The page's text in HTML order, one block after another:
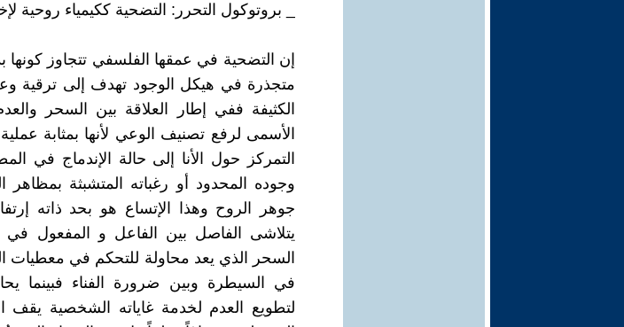
_ بروتوكول التحرر: التضحية ككيمياء روحية
إن التضحية في عمقها الفلسفي تتجاوز كونها
متجذرة في هيكل الوجود تهدف إلى ترقية
الكثيفة ففي إطار العلاقة بين السحر
الأسمى لرفع تصنيف الوعي لأنها بمثابة
التمركز حول الأنا إلى حالة الإندماج في
وجوده المحدود أو رغباته المتشبثة
جوهر الروح وهذا الإتساع هو بحد ذاته
يتلاشى الفاصل بين الفاعل و المفعول
السحر الذي يعد محاولة للتحكم في معطيات
في السيطرة وبين ضرورة الفناء فبينما
لتطويع العدم لخدمة غاياته الشخصية يقف